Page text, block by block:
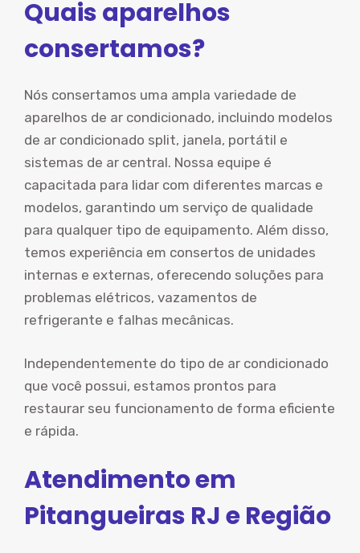
Quais aparelhos
consertamos?
Nós consertamos uma ampla variedade de
aparelhos de ar condicionado, incluindo modelos
de ar condicionado split, janela, portátil e
sistemas de ar central. Nossa equipe é
capacitada para lidar com diferentes marcas e
modelos, garantindo um serviço de qualidade
para qualquer tipo de equipamento. Além disso,
temos experiência em consertos de unidades
internas e externas, oferecendo soluções para
problemas elétricos, vazamentos de
refrigerante e falhas mecânicas.
Independentemente do tipo de ar condicionado
que você possui, estamos prontos para
restaurar seu funcionamento de forma eficiente
e rápida.
Atendimento em
Pitangueiras RJ e Região